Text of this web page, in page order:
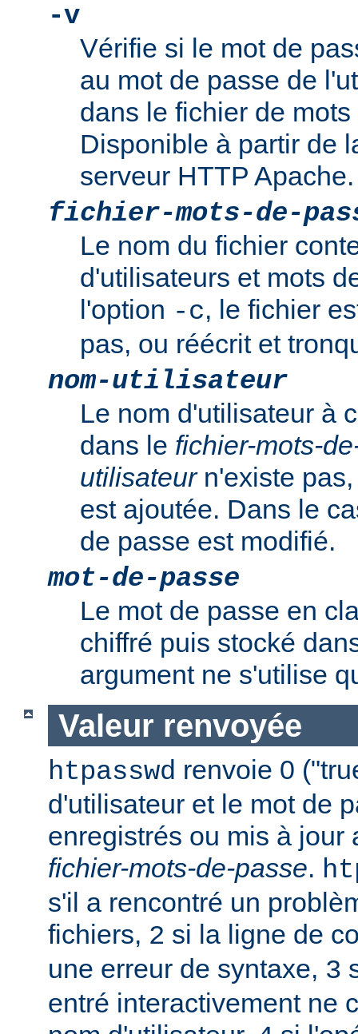
-v
Vérifie si le mot de
au mot de passe de
dans le fichier de
Disponible à partir de
serveur HTTP Apache.
fichier-mots-de-
Le nom du fichier
d'utilisateurs et mots
l'option -c, le fichier
pas, ou réécrit et
nom-utilisateur
Le nom d'utilisateur à
dans le fichier-mots-
utilisateurn'existe
est ajoutée. Dans le
de passe est modifié.
mot-de-passe
Le mot de passe en
chiffré puis stocké
argument ne s'utilise
Valeur renvoyée
htpasswd renvoie 0
d'utilisateur et le mot de
enregistrés ou mis à jour
fichier-mots-de-passe.
s'il a rencontré un
fichiers, 2 si la ligne de
une erreur de syntaxe, 3
entré interactivement ne